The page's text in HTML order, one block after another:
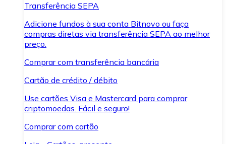
Transferência SEPA
Adicione fundos à sua conta Bitnovo ou faça
compras diretas via transferência SEPA ao melhor
preço.
Comprar com transferência bancária
Cartão de crédito / débito
Use cartões Visa e Mastercard para comprar
criptomoedas. Fácil e seguro!
Comprar com cartão